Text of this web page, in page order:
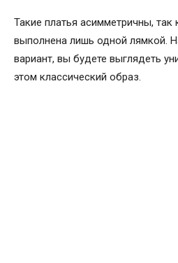
Такие платья асимметричны,
выполнена лишь одной лямкой.
вариант, вы будете выглядеть
этом классический образ.